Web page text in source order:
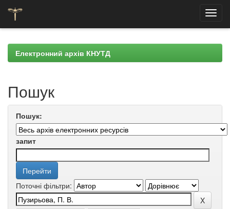
navigationЕлектронний архів КНУТД
Пошук
Пошук:
запит
Поточні фільтри: